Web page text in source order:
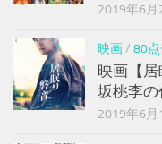
2019年6月
映画/ 80点
映画【
坂桃李
2019年6月